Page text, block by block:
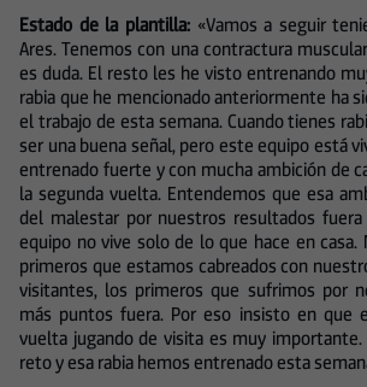
Estado de la plantilla: «Vamos a seguir
Ares. Tenemos con una contractura
es duda. El resto les he visto entrenando
rabia que he mencionado anteriormente ha
el trabajo de esta semana. Cuando tienes
ser una buena señal, pero este equipo está
entrenado fuerte y con mucha ambición de
la segunda vuelta. Entendemos que esa
del malestar por nuestros resultados
equipo no vive solo de lo que hace en
primeros que estamos cabreados con
visitantes, los primeros que sufrimos por
más puntos fuera. Por eso insisto en que
vuelta jugando de visita es muy importante.
reto y esa rabia hemos entrenado esta